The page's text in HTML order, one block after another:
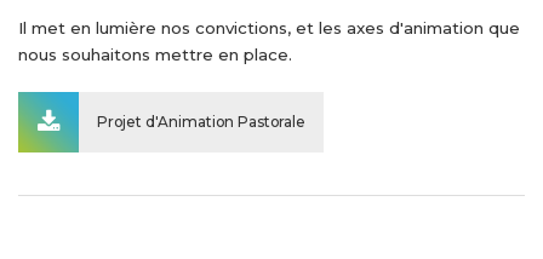
Il met en lumière nos convictions, et les axes d'animation que
nous souhaitons mettre en place.
Projet d'Animation Pastorale